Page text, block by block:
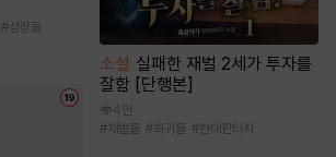
#성장물
소설 실패한 재벌 2세가 투자를
잘함 [단행본]
4만
#재벌물 #회귀물 #현대판타지